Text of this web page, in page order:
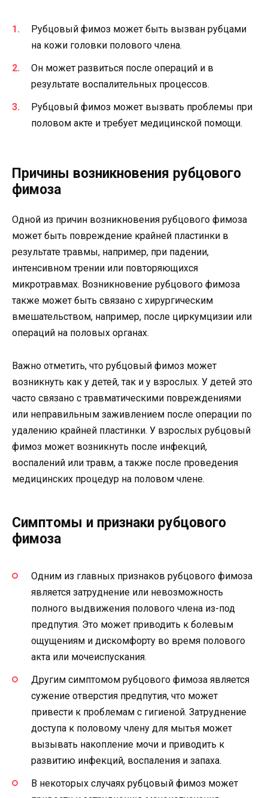
Рубцовый фимоз может быть вызван рубцами
на кожи головки полового члена.
Он может развиться после операций и в
результате воспалительных процессов.
Рубцовый фимоз может вызвать проблемы при
половом акте и требует медицинской помощи.
Причины возникновения рубцового
фимоза
Одной из причин возникновения рубцового фимоза
может быть повреждение крайней пластинки в
результате травмы, например, при падении,
интенсивном трении или повторяющихся
микротравмах. Возникновение рубцового фимоза
также может быть связано с хирургическим
вмешательством, например, после циркумцизии или
операций на половых органах.
Важно отметить, что рубцовый фимоз может
возникнуть как у детей, так и у взрослых. У детей это
часто связано с травматическими повреждениями
или неправильным заживлением после операции по
удалению крайней пластинки. У взрослых рубцовый
фимоз может возникнуть после инфекций,
воспалений или травм, а также после проведения
медицинских процедур на половом члене.
Симптомы и признаки рубцового
фимоза
Одним из главных признаков рубцового фимоза
является затруднение или невозможность
полного выдвижения полового члена из-под
предпутия. Это может приводить к болевым
ощущениям и дискомфорту во время полового
акта или мочеиспускания.
Другим симптомом рубцового фимоза является
сужение отверстия предпутия, что может
привести к проблемам с гигиеной. Затруднение
доступа к половому члену для мытья может
вызывать накопление мочи и приводить к
развитию инфекций, воспаления и запаха.
В некоторых случаях рубцовый фимоз может